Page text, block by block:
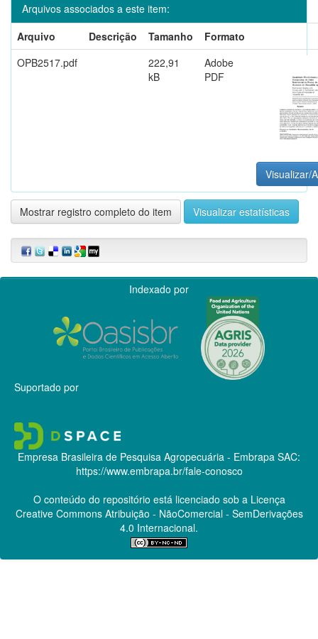
Arquivos associados a este item:
Arquivo
Descrição Tamanho
Formato
OPB2517.pdf
222,91
kB
Adobe
PDF
Visualizar/
Mostrar registro completo do item Visualizar estatísticas
Indexado por
Suportado por
Empresa Brasileira de Pesquisa Agropecuária - Embrapa SAC:
https://www.embrapa.br/fale-conosco
O conteúdo do repositório está licenciado sob a Licença
Creative CommonsAtribuição - NãoComercial - SemDerivações
4.0 Internacional.